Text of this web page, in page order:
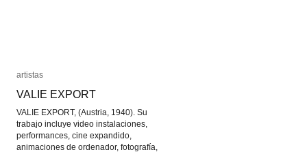
artistas
VALIE EXPORT
VALIE EXPORT, (Austria, 1940). Su
trabajo incluye video instalaciones,
performances, cine expandido,
animaciones de ordenador, fotografía,
artistas
VALIE EXPORT